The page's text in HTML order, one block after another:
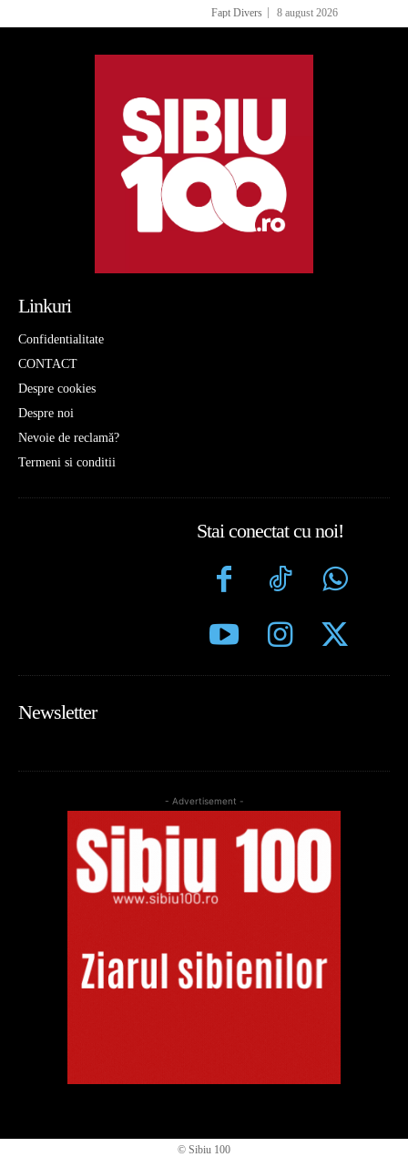
Fapt Divers 8 august 2026
Linkuri
Confidentialitate
CONTACT
Despre cookies
Despre noi
Nevoie de reclamă?
Termeni si conditii
Stai conectat cu noi!
Newsletter
- Advertisement -
© Sibiu 100